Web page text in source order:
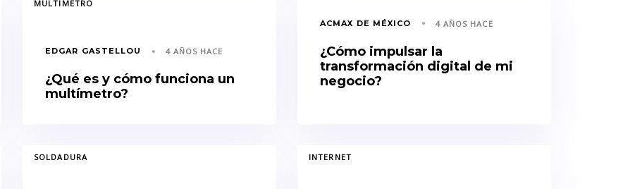
MULTIMETRO
EDGAR GASTELLOU 4 AÑOS HACE
¿Qué es y cómo funciona un
multímetro?
ACMAX DE MÉXICO 4 AÑOS HACE
¿Cómo impulsar la
transformación digital de mi
negocio?
TAGSSOLDADURA TAGSINTERNET